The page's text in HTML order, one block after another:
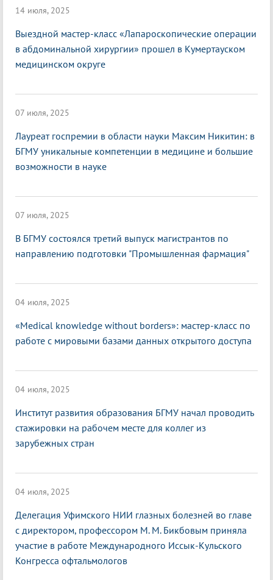
14 июля, 2025
Выездной мастер-класс «Лапароскопические операции
в абдоминальной хирургии» прошел в Кумертауском
медицинском округе
07 июля, 2025
Лауреат госпремии в области науки Максим Никитин: в
БГМУ уникальные компетенции в медицине и большие
возможности в науке
07 июля, 2025
В БГМУ состоялся третий выпуск магистрантов по
направлению подготовки "Промышленная фармация"
04 июля, 2025
«Medical knowledge without borders»: мастер-класс по
работе с мировыми базами данных открытого доступа
04 июля, 2025
Институт развития образования БГМУ начал проводить
стажировки на рабочем месте для коллег из
зарубежных стран
04 июля, 2025
Делегация Уфимского НИИ глазных болезней во главе
с директором, профессором М. М. Бикбовым приняла
участие в работе Международного Иссык-Кульского
Конгресса офтальмологов